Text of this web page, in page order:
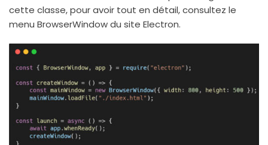
cette classe, pour avoir tout en détail, consultez le
menu BrowserWindow du site Electron.